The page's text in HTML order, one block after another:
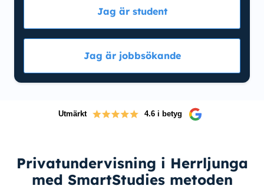
Jag är student
Jag är jobbsökande
Utmärkt 4.6 i betyg
Privatundervisning i Herrljunga
med SmartStudies metoden